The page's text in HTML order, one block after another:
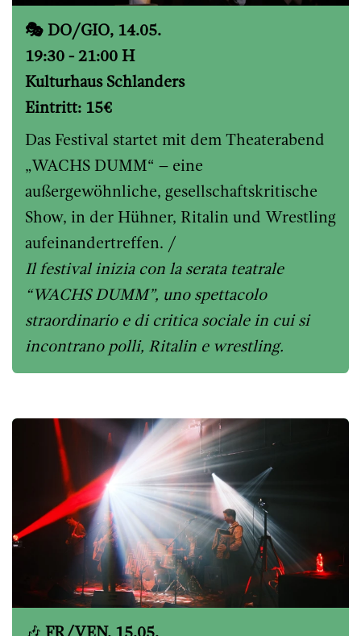
🎭 DO/GIO, 14.05.
19:30 - 21:00 H
Kulturhaus Schlanders
Eintritt: 15€
Das Festival startet mit dem Theaterabend
„WACHS DUMM“ – eine
außergewöhnliche, gesellschaftskritische
Show, in der Hühner, Ritalin und Wrestling
aufeinandertreffen. /
Il festival inizia con la serata teatrale
“WACHS DUMM”, uno spettacolo
straordinario e di critica sociale in cui si
incontrano polli, Ritalin e wrestling.